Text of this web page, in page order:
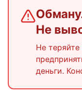
Не
Не
деньги.